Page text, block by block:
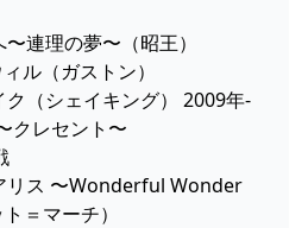
連理の夢〜（昭王）
ル（ガストン）
ク（シェイキング） 2009年-
クレセント〜
リス 〜Wonderful Wonder
＝マーチ）